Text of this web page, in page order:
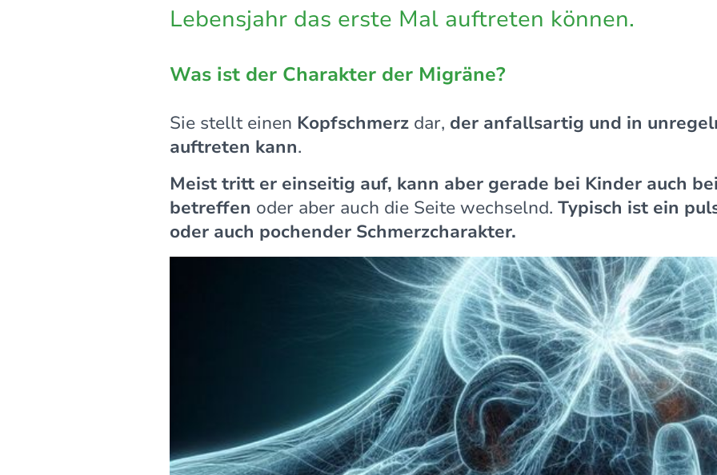
Lebensjahr das erste Mal auftreten können.
Was ist der Charakter der Migräne?
Sie stellt einen Kopfschmerz dar, der anfallsartig und in
auftreten kann.
Meist tritt er einseitig auf, kann aber gerade bei Kinder auch
betreffen oder aber auch die Seite wechselnd. Typisch ist ein
oder auch pochender Schmerzcharakter.